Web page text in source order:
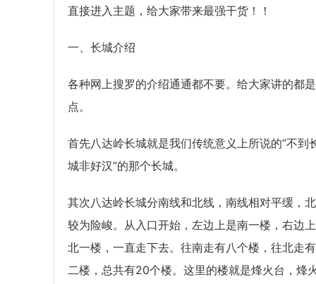
直接进入主题，给大家带来最强干货！！
一、长城介绍
各种网上搜罗的介绍通通都不要。给大家讲的都
点。
首先八达岭长城就是我们传统意义上所说的“不到
城非好汉”的那个长城。
其次八达岭长城分南线和北线，南线相对平缓，
较为险峻。从入口开始，左边上是南一楼，右边
北一楼，一直走下去。往南走有八个楼，往北走
二楼，总共有20个楼。这里的楼就是烽火台，烽